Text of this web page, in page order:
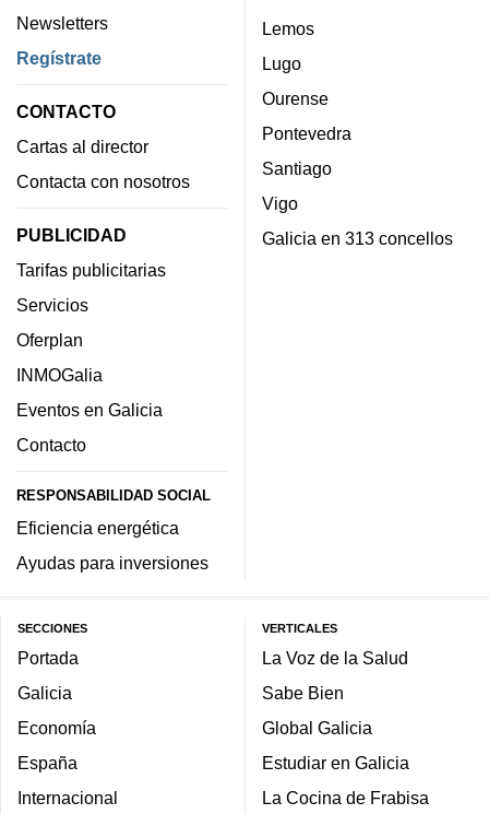
Newsletters
Regístrate
CONTACTO
Cartas al director
Contacta con nosotros
PUBLICIDAD
Tarifas publicitarias
Servicios
Oferplan
INMOGalia
Eventos en Galicia
Contacto
RESPONSABILIDAD SOCIAL
Eficiencia energética
Ayudas para inversiones
Lemos
Lugo
Ourense
Pontevedra
Santiago
Vigo
Galicia en 313 concellos
SECCIONES
Portada
Galicia
Economía
España
Internacional
VERTICALES
La Voz de la Salud
Sabe Bien
Global Galicia
Estudiar en Galicia
La Cocina de Frabisa